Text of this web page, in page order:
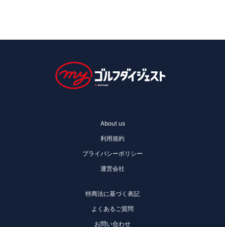
About us
利用規約
プライバシーポリシー
運営会社
特商法に基づく表記
よくあるご質問
お問い合わせ